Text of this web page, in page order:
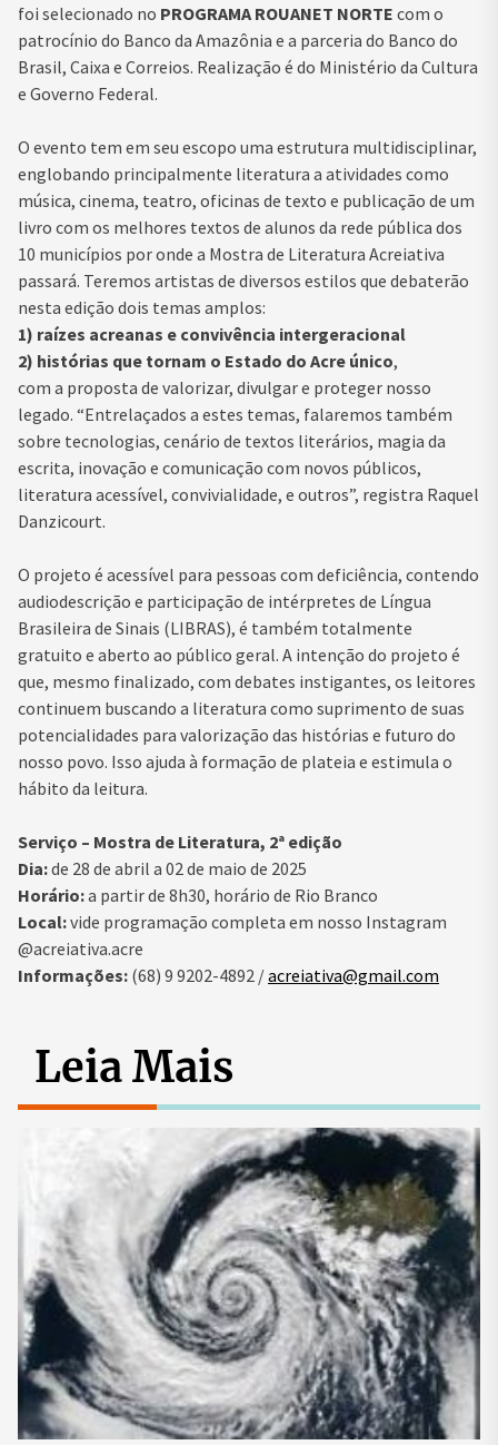
foi selecionado no PROGRAMA ROUANET NORTE com o
patrocínio do Banco da Amazônia e a parceria do Banco do
Brasil, Caixa e Correios. Realização é do Ministério da Cultura
e Governo Federal.
O evento tem em seu escopo uma estrutura multidisciplinar,
englobando principalmente literatura a atividades como
música, cinema, teatro, oficinas de texto e publicação de um
livro com os melhores textos de alunos da rede pública dos
10 municípios por onde a Mostra de Literatura Acreiativa
passará. Teremos artistas de diversos estilos que debaterão
nesta edição dois temas amplos:
1) raízes acreanas e convivência intergeracional
2) histórias que tornam o Estado do Acre único,
com a proposta de valorizar, divulgar e proteger nosso
legado. “Entrelaçados a estes temas, falaremos também
sobre tecnologias, cenário de textos literários, magia da
escrita, inovação e comunicação com novos públicos,
literatura acessível, convivialidade, e outros”, registra Raquel
Danzicourt.
O projeto é acessível para pessoas com deficiência, contendo
audiodescrição e participação de intérpretes de Língua
Brasileira de Sinais (LIBRAS), é também totalmente
gratuito e aberto ao público geral. A intenção do projeto é
que, mesmo finalizado, com debates instigantes, os leitores
continuem buscando a literatura como suprimento de suas
potencialidades para valorização das histórias e futuro do
nosso povo. Isso ajuda à formação de plateia e estimula o
hábito da leitura.
Serviço – Mostra de Literatura, 2ª edição
Dia:de 28 de abril a 02 de maio de 2025
Horário:a partir de 8h30, horário de Rio Branco
Local:vide programação completa em nosso Instagram
@acreiativa.acre
Informações: (68) 9 9202-4892 /acreiativa@gmail.com
Leia Mais